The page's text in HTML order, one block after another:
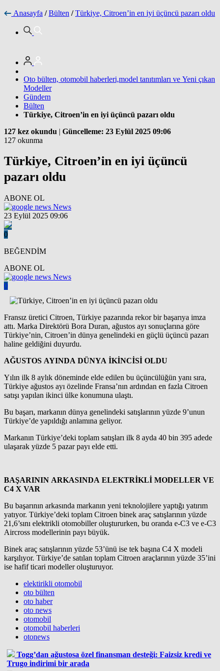
Anasayfa / Bülten / Türkiye, Citroen’in en iyi üçüncü pazarı oldu
Oto bülten, otomobil haberleri,model tanıtımları ve Yeni çıkan
Modeller
Gündem
Bülten
Türkiye, Citroen’in en iyi üçüncü pazarı oldu
127 kez okundu | Güncelleme: 23 Eylül 2025 09:06
127 okunma
Türkiye, Citroen’in en iyi üçüncü
pazarı oldu
ABONE OL
News
23 Eylül 2025 09:06
0
BEĞENDİM
ABONE OL
News
0
Fransız üretici Citroen, Türkiye pazarında rekor bir başarıya imza
attı. Marka Direktörü Bora Duran, ağustos ayı sonuçlarına göre
Türkiye’nin, Citroen’in dünya genelindeki en güçlü üçüncü pazarı
haline geldiğini duyurdu.
AĞUSTOS AYINDA DÜNYA İKİNCİSİ OLDU
Yılın ilk 8 aylık döneminde elde edilen bu üçüncülüğün yanı sıra,
Türkiye ağustos ayı özelinde Fransa’nın ardından en fazla Citroen
satışı yapılan ikinci ülke konumuna ulaştı.
Bu başarı, markanın dünya genelindeki satışlarının yüzde 9’unun
Türkiye’de yapıldığı anlamına geliyor.
Markanın Türkiye’deki toplam satışları ilk 8 ayda 40 bin 395 adede
ulaşarak yüzde 5 pazar payı elde etti.
BAŞARININ ARKASINDA ELEKTRİKLİ MODELLER VE
C4 X VAR
Bu başarının arkasında markanın yeni teknolojilere yaptığı yatırım
yatıyor. Türkiye’deki toplam Citroen binek araç satışlarının yüzde
21,6’sını elektrikli otomobiller oluştururken, bu oranda e-C3 ve e-C3
Aircross modellerinin payı büyük.
Binek araç satışlarının yüzde 53’ünü ise tek başına C4 X modeli
karşılıyor. Türkiye’de satılan toplam Citroen araçlarının yüzde 35’ini
ise hafif ticari modeller oluşturuyor.
elektirikli otomobil
oto bülten
oto haber
oto news
otomobil
otomobil haberleri
otonews
Togg’dan ağustosa özel finansman desteği: Faizsiz kredi ve
Trugo indirimi bir arada